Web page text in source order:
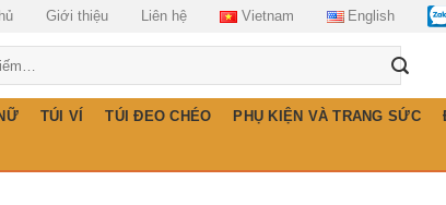
Giới thiệu Liên hệ Vietnam English
TÚI VÍ TÚI ĐEO CHÉO PHỤ KIỆN VÀ TRANG SỨC